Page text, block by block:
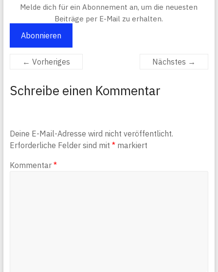
Melde dich für ein Abonnement an, um die neuesten
Beiträge per E-Mail zu erhalten.
Abonnieren
← Vorheriges Nächstes →
Schreibe einen Kommentar
Deine E-Mail-Adresse wird nicht veröffentlicht.
Erforderliche Felder sind mit *markiert
Kommentar *